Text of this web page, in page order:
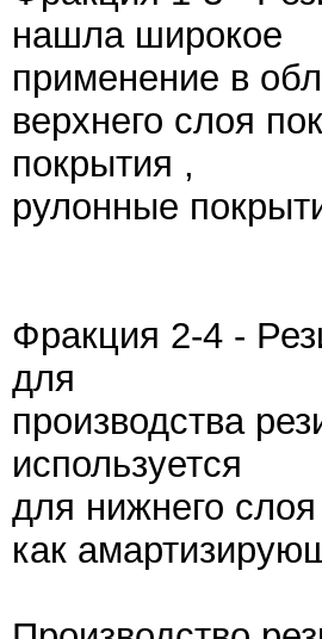
нашла широкое
применение в
верхнего слоя
покрытия ,
рулонные
Фракция 2-4 -
для
производства
используется
для нижнего
как